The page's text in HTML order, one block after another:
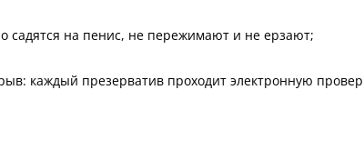
садятся на пенис, не пережимают и не ерзают;
каждый презерватив проходит электронную